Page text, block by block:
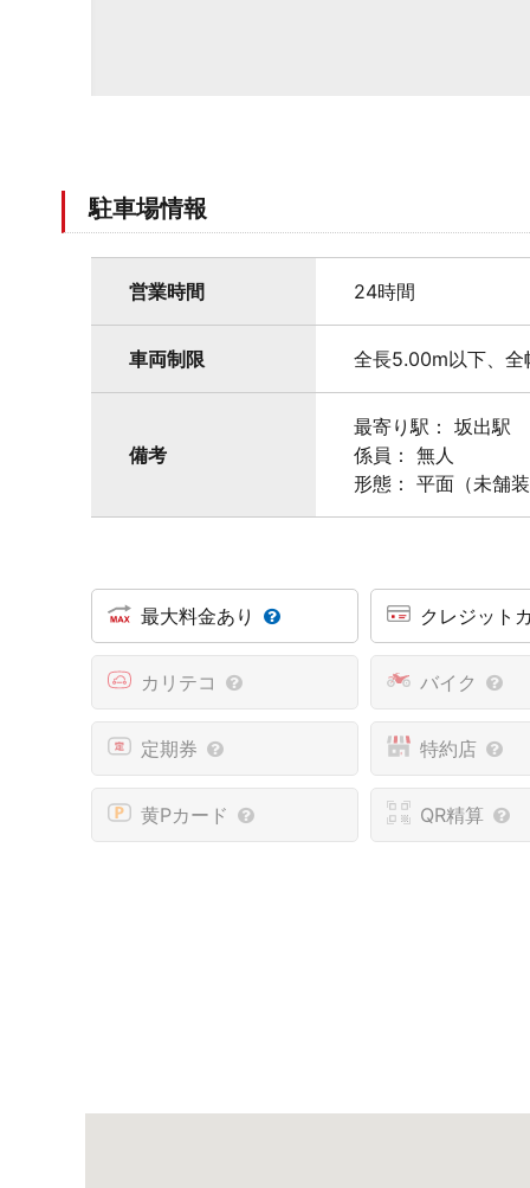
駐車場情報
営業時間 24時間
車両制限 全長5.00m以下、
備考
最寄り駅： 坂出駅
係員： 無人
形態： 平面（未舗
最大料金あり クレジット
カリテコ バイク
定期券 特約店
黄Pカード QR精算